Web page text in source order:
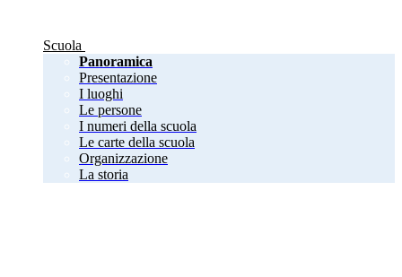
Scuola
Panoramica
Presentazione
I luoghi
Le persone
I numeri della scuola
Le carte della scuola
Organizzazione
La storia